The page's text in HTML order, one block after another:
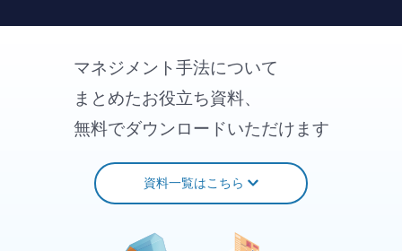
マネジメント手法について
まとめたお役立ち資料、
無料でダウンロードいただけます
資料一覧はこちら